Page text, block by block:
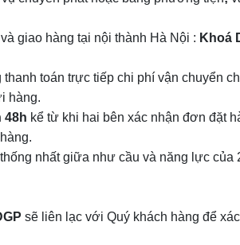
giao hàng tại nội thành Hà Nội : Khoá
toán trực tiếp chi phí vận chuyển
hàng.
48h kể từ khi hai bên xác nhận đơn đặt
nhất giữa như cầu và năng lực của
sẽ liên lạc với Quý khách hàng để